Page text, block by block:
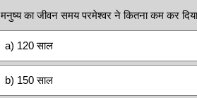
मनुष्य का जीवन समय परमेश्वर ने कितना कम कर
a) 120 साल
b) 150 साल